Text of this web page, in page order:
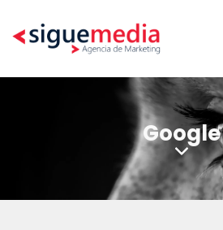
Google